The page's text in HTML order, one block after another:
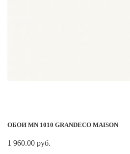
ОБОИ MN 1010 GRANDECO MAISON
1 960.00 руб.